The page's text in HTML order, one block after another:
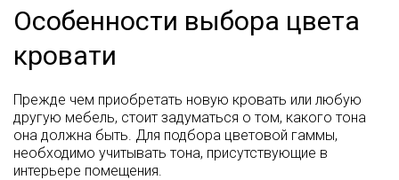
Особенности выбора цвета
кровати
Прежде чем приобретать новую кровать или любую
другую мебель, стоит задуматься о том, какого тона
она должна быть. Для подбора цветовой гаммы,
необходимо учитывать тона, присутствующие в
интерьере помещения.